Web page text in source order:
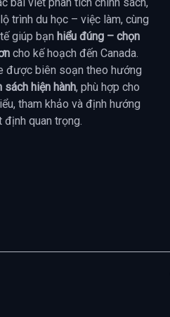
trình du học – việc làm, cùng
giúp bạn hiểu đúng – chọn
cho kế hoạch đến Canada.
được biên soạn theo hướng
sách hiện hành, phù hợp cho
tham khảo và định hướng
quan trọng.